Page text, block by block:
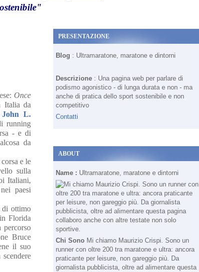
Once
Italia da
John L.
running
- e di
da
e le
sulla
Italiani,
paesi
di ottimo
Florida
percorso
Bruce
il suo
PRESENTAZIONE
Blog : Ultramaratone, maratone e dintorni
Descrizione : Una pagina web per parlare di
podismo agonistico - di lunga durata e non - ma
anche di pratica dello sport sostenibile e non
competitivo
Contatti
ABOUT
Name : Ultramaratone, maratone e dintorni
Chi Sono Mi chiamo Maurizio Crispi. Sono un
runner con oltre 200 tra maratone e ultra: ancora
praticante per leisure, non gareggio più. Da
giornalista pubblicista, oltre ad alimentare questa